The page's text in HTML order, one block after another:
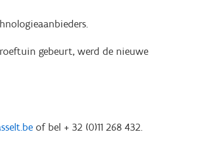
gebeurt, werd de nieuwe
of bel + 32 (0)11 268 432.